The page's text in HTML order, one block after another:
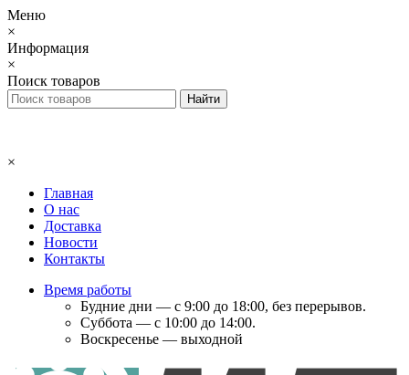
Меню
×
Информация
×
Поиск товаров
×
Главная
О нас
Доставка
Новости
Контакты
Время работы
Будние дни — с 9:00 до 18:00, без перерывов.
Суббота — с 10:00 до 14:00.
Воскресенье — выходной